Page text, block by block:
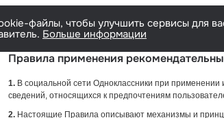
файлы, чтобы улучшить сервисы для
Больше информации
Правила применения